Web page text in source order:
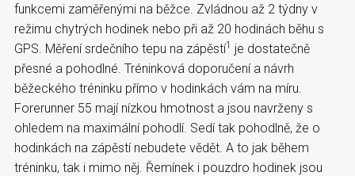
funkcemi zaměřenými na běžce. Zvládnou až 2 týdny v
režimu chytrých hodinek nebo při až 20 hodinách běhu s
GPS. Měření srdečního tepu na zápěstí1 je dostatečně
přesné a pohodlné. Tréninková doporučení a návrh
běžeckého tréninku přímo v hodinkách vám na míru.
Forerunner 55 mají nízkou hmotnost a jsou navrženy s
ohledem na maximální pohodlí. Sedí tak pohodlně, že o
hodinkách na zápěstí nebudete vědět. A to jak během
tréninku, tak i mimo něj. Řemínek i pouzdro hodinek jsou